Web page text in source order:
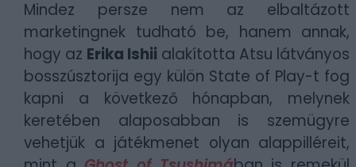
Mindez persze nem az elbaltázott
marketingnek tudható be, hanem annak,
hogy az Erika Ishii alakította Atsu látványos
bosszúsztorija egy külön State of Play-t fog
kapni a következő hónapban, melynek
keretében alaposabban is szemügyre
vehetjük a játékmenet olyan alappilléreit,